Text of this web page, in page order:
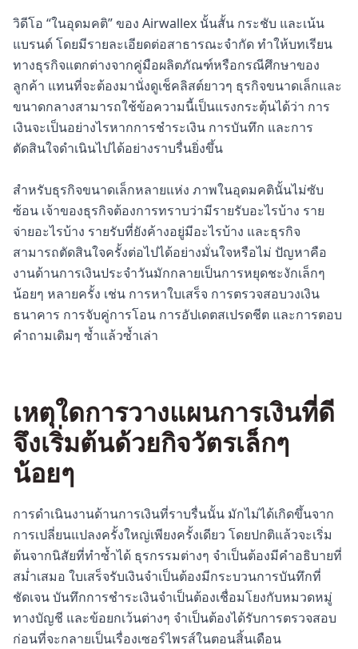
วิดีโอ “ในอุดมคติ” ของ Airwallex นั้นสั้น กระชับ และเน้น
แบรนด์ โดยมีรายละเอียดต่อสาธารณะจำกัด ทำให้บทเรียน
ทางธุรกิจแตกต่างจากคู่มือผลิตภัณฑ์หรือกรณีศึกษาของ
ลูกค้า แทนที่จะต้องมานั่งดูเช็คลิสต์ยาวๆ ธุรกิจขนาดเล็กและ
ขนาดกลางสามารถใช้ข้อความนี้เป็นแรงกระตุ้นได้ว่า การ
เงินจะเป็นอย่างไรหากการชำระเงิน การบันทึก และการ
ตัดสินใจดำเนินไปได้อย่างราบรื่นยิ่งขึ้น
สำหรับธุรกิจขนาดเล็กหลายแห่ง ภาพในอุดมคตินั้นไม่ซับ
ซ้อน เจ้าของธุรกิจต้องการทราบว่ามีรายรับอะไรบ้าง ราย
จ่ายอะไรบ้าง รายรับที่ยังค้างอยู่มีอะไรบ้าง และธุรกิจ
สามารถตัดสินใจครั้งต่อไปได้อย่างมั่นใจหรือไม่ ปัญหาคือ
งานด้านการเงินประจำวันมักกลายเป็นการหยุดชะงักเล็กๆ
น้อยๆ หลายครั้ง เช่น การหาใบเสร็จ การตรวจสอบวงเงิน
ธนาคาร การจับคู่การโอน การอัปเดตสเปรดชีต และการตอบ
คำถามเดิมๆ ซ้ำแล้วซ้ำเล่า
เหตุใดการวางแผนการเงินที่ดี
จึงเริ่มต้นด้วยกิจวัตรเล็กๆ
น้อยๆ
การดำเนินงานด้านการเงินที่ราบรื่นนั้น มักไม่ได้เกิดขึ้นจาก
การเปลี่ยนแปลงครั้งใหญ่เพียงครั้งเดียว โดยปกติแล้วจะเริ่ม
ต้นจากนิสัยที่ทำซ้ำได้ ธุรกรรมต่างๆ จำเป็นต้องมีคำอธิบายที่
สม่ำเสมอ ใบเสร็จรับเงินจำเป็นต้องมีกระบวนการบันทึกที่
ชัดเจน บันทึกการชำระเงินจำเป็นต้องเชื่อมโยงกับหมวดหมู่
ทางบัญชี และข้อยกเว้นต่างๆ จำเป็นต้องได้รับการตรวจสอบ
ก่อนที่จะกลายเป็นเรื่องเซอร์ไพรส์ในตอนสิ้นเดือน